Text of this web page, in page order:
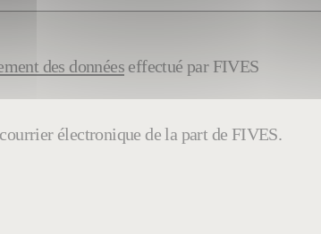
des donnéeseffectué par FIVES
électronique de la part de FIVES.